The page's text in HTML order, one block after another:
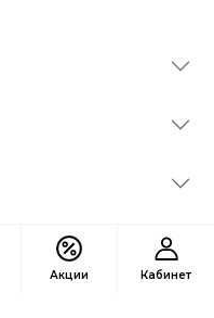
Акции Кабинет